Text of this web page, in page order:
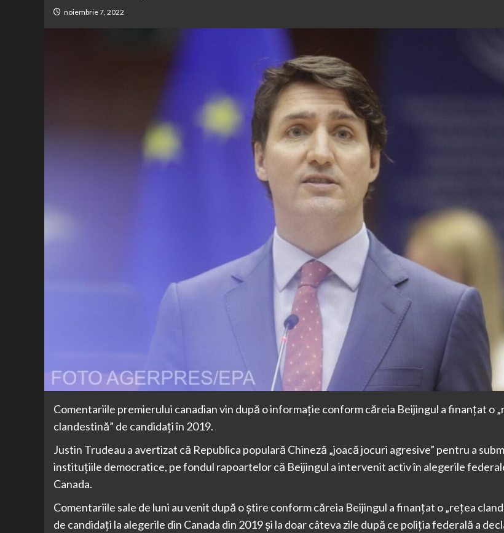
noiembrie 7, 2022
Comentariile premierului canadian vin după o informație conform căreia Beijingul a finanțat o
clandestină” de candidați în 2019.
Justin Trudeau a avertizat că Republica populară Chineză „joacă jocuri agresive” pentru a
instituțiile democratice, pe fondul rapoartelor că Beijingul a intervenit activ în alegerile
Canada.
Comentariile sale de luni au venit după o știre conform căreia Beijingul a finanțat o „rețea
de candidați la alegerile din Canada din 2019 și la doar câteva zile după ce poliția federală a